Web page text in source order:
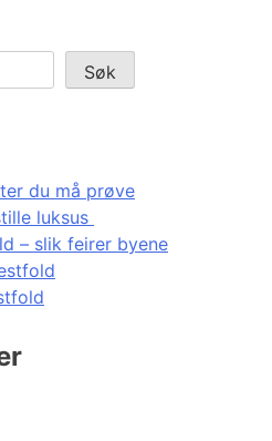
Søk
du må prøve
luksus
– slik feirer byene